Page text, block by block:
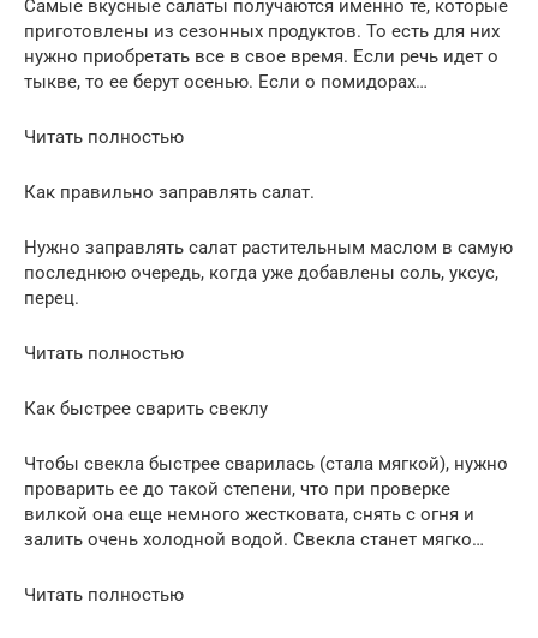
Самые вкусные салаты получаются именно те, которые
приготовлены из сезонных продуктов. То есть для них
нужно приобретать все в свое время. Если речь идет о
тыкве, то ее берут осенью. Если о помидорах…
Читать полностью
Как правильно заправлять салат.
Нужно заправлять салат растительным маслом в самую
последнюю очередь, когда уже добавлены соль, уксус,
перец.
Читать полностью
Как быстрее сварить свеклу
Чтобы свекла быстрее сварилась (стала мягкой), нужно
проварить ее до такой степени, что при проверке
вилкой она еще немного жестковата, снять с огня и
залить очень холодной водой. Свекла станет мягко…
Читать полностью